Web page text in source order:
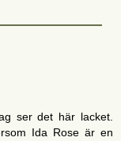
ser det här lacket.
Ida Rose är en